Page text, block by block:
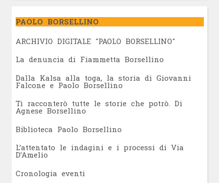
PAOLO BORSELLINO
ARCHIVIO DIGITALE "PAOLO BORSELLINO"
La denuncia di Fiammetta Borsellino
Dalla Kalsa alla toga, la storia di Giovanni
Falcone e Paolo Borsellino
Ti racconterò tutte le storie che potrò. Di
Agnese Borsellino
Biblioteca Paolo Borsellino
L’attentato le indagini e i processi di Via
D’Amelio
Cronologia eventi